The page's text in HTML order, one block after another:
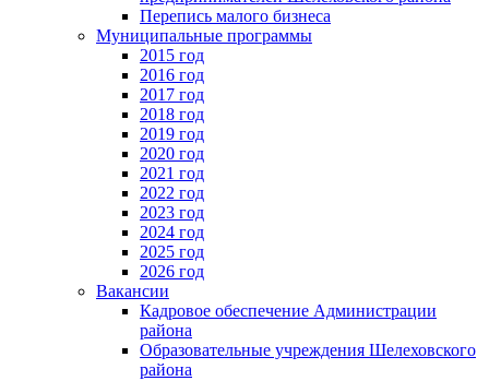
Перепись малого бизнеса
Муниципальные программы
2015 год
2016 год
2017 год
2018 год
2019 год
2020 год
2021 год
2022 год
2023 год
2024 год
2025 год
2026 год
Вакансии
Кадровое обеспечение Администрации
района
Образовательные учреждения Шелеховского
района